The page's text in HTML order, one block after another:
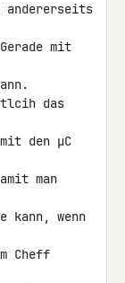
andererseits
mit
das
den µC
man
kann, wenn
Cheff